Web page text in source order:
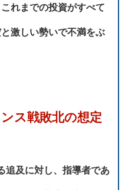
れまでの投資がすべて
激しい勢いで不満をぶ
ス戦敗北の想定
追及に対し、指導者であ